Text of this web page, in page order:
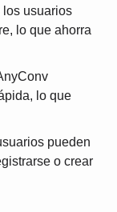
los usuarios
lo que ahorra
lo que
pueden
o crear